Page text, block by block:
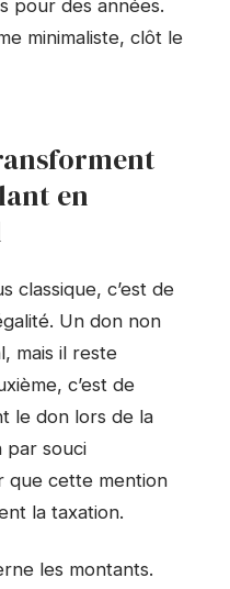
pour des années.
minimaliste, clôt le
en
classique, c’est de
Un don non
mais il reste
c’est de
le don lors de la
par souci
que cette mention
la taxation.
les montants.